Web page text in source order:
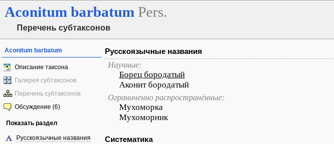
Aconitum barbatum Pers.
Перечень субтаксонов
Aconitum barbatum
Описание таксона
Галерея субтаксонов
Перечень субтаксонов
Обсуждение (6)
Показать раздел
Русскоязычные названия
Русскоязычные названия
Научные:
Борец бородатый
Аконит бородатый
Ограниченно распространённые:
Мухоморка
Мухоморник
Систематика